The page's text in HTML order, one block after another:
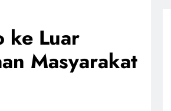
ke Luar
Masyarakat